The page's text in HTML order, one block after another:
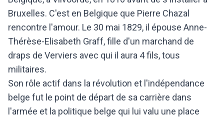
Bruxelles. C'est en Belgique que Pierre Chazal
rencontre l'amour. Le 30 mai 1829, il épouse Anne-
Thérèse-Elisabeth Graff, fille d'un marchand de
draps de Verviers avec qui il aura 4 fils, tous
militaires.
Son rôle actif dans la révolution et l'indépendance
belge fut le point de départ de sa carrière dans
l'armée et la politique belge qui lui valu une place